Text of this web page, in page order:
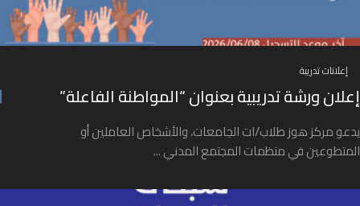
إعلانات تدريبة
إعلان ورشة تدريبية بعنوان “المواطنة الفاعلة”
يدعو مركز هوز طلاب/ات الجامعات، والأشخاص العاملين أو
المتطوعين في منظمات المجتمع المدني ...